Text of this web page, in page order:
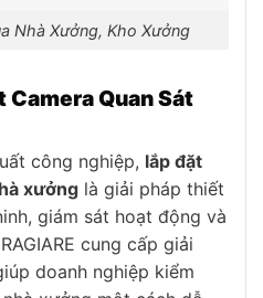
Nhà Xưởng, Kho Xưởng
Quan Sát
công nghiệp, lắp đặt
xưởng là giải pháp thiết
giám sát hoạt động và
cung cấp giải
doanh nghiệp kiểm